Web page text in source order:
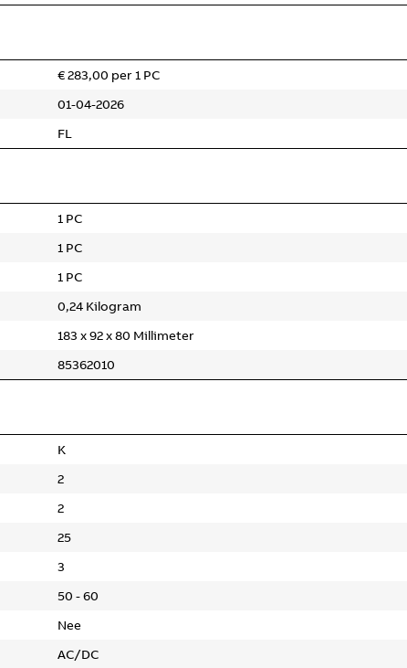
€ 283,00 per 1 PC
01-04-2026
FL
1 PC
1 PC
1 PC
0,24 Kilogram
183 x 92 x 80 Millimeter
85362010
K
2
2
25
3
50 - 60
Nee
AC/DC